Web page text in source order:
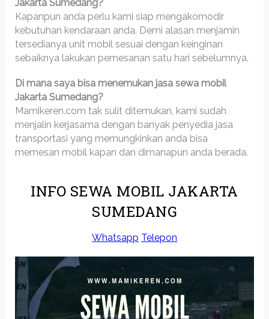
Jakarta Sumedang?
Kapanpun anda perlu kami siap mengakomodir
kebutuhan kendaraan anda. Demi alasan menjamin
tersedianya unit mobil sesuai dengan keinginan
sebaiknya lakukan pemesanan satu hari sebelumnya.
Di mana saya bisa menemukan jasa sewa mobil
Jakarta Sumedang?
Mamikeren.com tak sulit ditemukan, kami sudah
menjalin kerjasama dengan banyak penyedia jasa
transportasi yang memungkinkan anda bisa
memesan mobil kapan dan dimanapun anda berada.
INFO SEWA MOBIL JAKARTA
SUMEDANG
Whatsapp Telepon